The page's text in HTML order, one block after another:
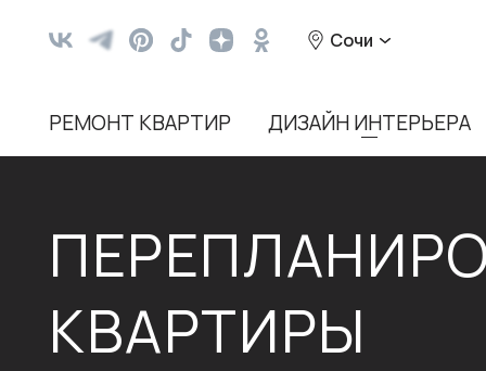
Сочи
РЕМОНТ КВАРТИР ДИЗАЙН ИНТЕРЬЕРА
КВАРТИРЫ